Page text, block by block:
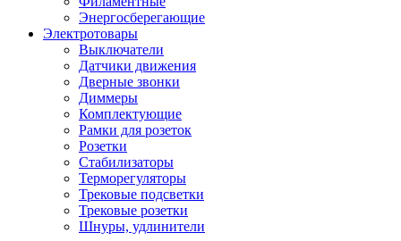
Энергосберегающие
Электротовары
Выключатели
Датчики движения
Дверные звонки
Диммеры
Комплектующие
Рамки для розеток
Розетки
Стабилизаторы
Терморегуляторы
Трековые подсветки
Трековые розетки
Шнуры, удлинители